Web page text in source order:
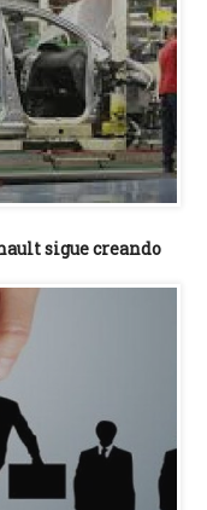
sigue creando